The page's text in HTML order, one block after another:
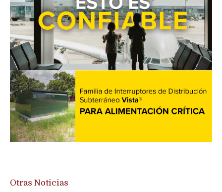
Otras Noticias